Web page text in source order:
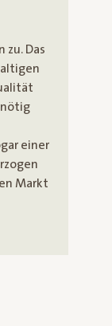
Das
einer
Markt